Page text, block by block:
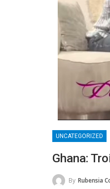
UNCATEGORIZED
Ghana:
By Rubensia